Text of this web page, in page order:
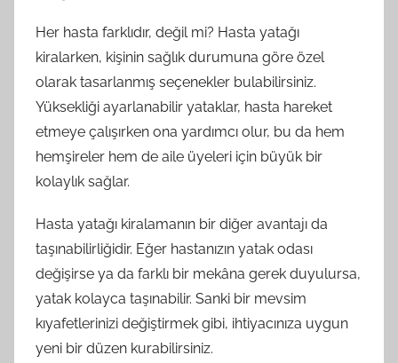
Her hasta farklıdır, değil mi? Hasta yatağı
kiralarken, kişinin sağlık durumuna göre özel
olarak tasarlanmış seçenekler bulabilirsiniz.
Yüksekliği ayarlanabilir yataklar, hasta hareket
etmeye çalışırken ona yardımcı olur, bu da hem
hemşireler hem de aile üyeleri için büyük bir
kolaylık sağlar.
Hasta yatağı kiralamanın bir diğer avantajı da
taşınabilirliğidir. Eğer hastanızın yatak odası
değişirse ya da farklı bir mekâna gerek duyulursa,
yatak kolayca taşınabilir. Sanki bir mevsim
kıyafetlerinizi değiştirmek gibi, ihtiyacınıza uygun
yeni bir düzen kurabilirsiniz.